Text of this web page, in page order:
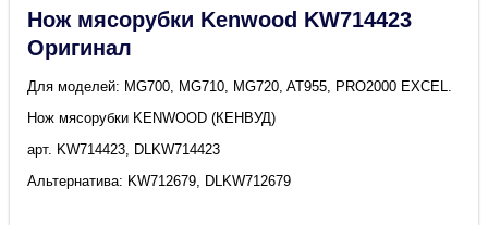
Нож мясорубки Kenwood KW714423
Оригинал
Для моделей: MG700, MG710, MG720, AT955, PRO2000 EXCEL.
Нож мясорубки KENWOOD (КЕНВУД)
арт. KW714423, DLKW714423
Альтернатива: KW712679, DLKW712679